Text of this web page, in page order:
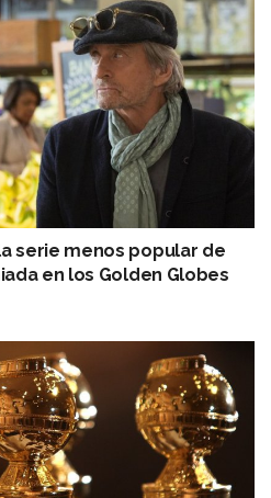
serie menos popular de
en los Golden Globes